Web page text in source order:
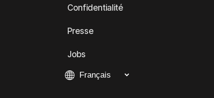
Confidentialité
Presse
Jobs